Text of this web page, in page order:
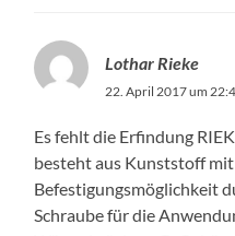
Lothar Rieke
22. April 2017 um
Es fehlt die Erfindung
besteht aus Kunststoff
Befestigungsmöglichkeit
Schraube für die